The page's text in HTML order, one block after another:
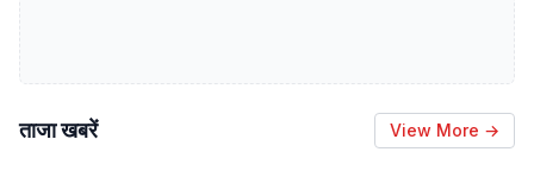
ताजा खबरें View More →